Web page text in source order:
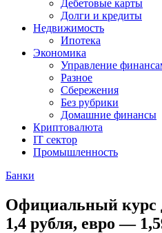
Дебетовые карты
Долги и кредиты
Недвижимость
Ипотека
Экономика
Управление
Разное
Сбережения
Без рубрики
Домашние финансы
Криптовалюта
IT сектор
Промышленность
Банки
Официальный курс
1,4 рубля, евро —